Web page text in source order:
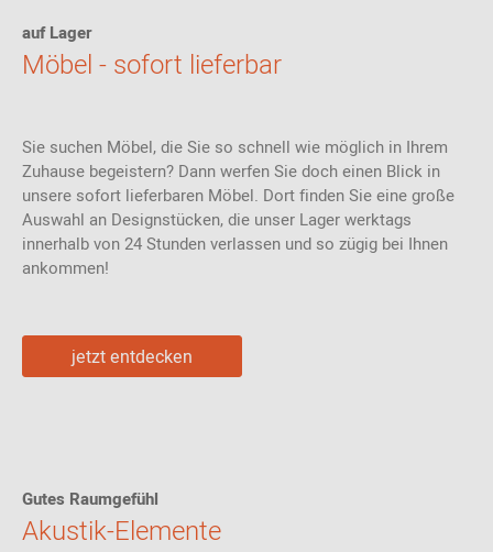
auf Lager
Möbel - sofort lieferbar
Sie suchen Möbel, die Sie so schnell wie möglich in Ihrem
Zuhause begeistern? Dann werfen Sie doch einen Blick in
unsere sofort lieferbaren Möbel. Dort finden Sie eine große
Auswahl an Designstücken, die unser Lager werktags
innerhalb von 24 Stunden verlassen und so zügig bei Ihnen
ankommen!
jetzt entdecken
Gutes Raumgefühl
Akustik-Elemente